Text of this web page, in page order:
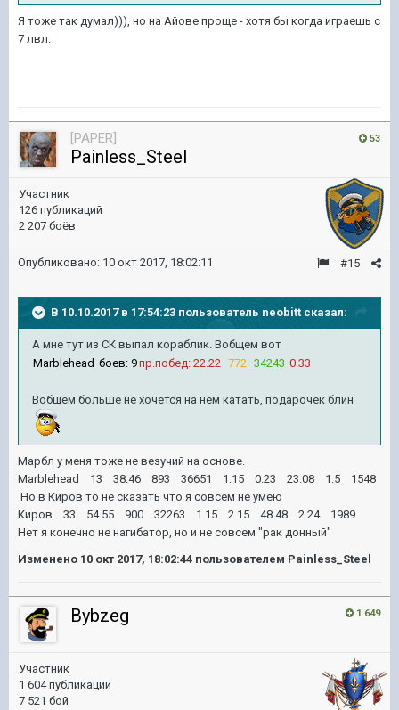
Я тоже так думал))), но на Айове проще - хотя бы когда играешь с
7 лвл.
53
[PAPER]
Painless_Steel
Участник
126 публикаций
2 207 боёв
#15
Опубликовано: 10 окт 2017, 18:02:11
В 10.10.2017 в 17:54:23 пользователь neobitt сказал:
А мне тут из СК выпал кораблик. Вобщем вот
Marblehead боев: 9пр.побед: 22.22 772 34243 0.33
Вобщем больше не хочется на нем катать, подарочек блин
Марбл у меня тоже не везучий на основе.
Marblehead 13 38.46 893 36651 1.15 0.23 23.08 1.5 1548
Но в Киров то не сказать что я совсем не умею
Киров 33 54.55 900 32263 1.15 2.15 48.48 2.24 1989
Нет я конечно не нагибатор, но и не совсем "рак донный"
Изменено 10 окт 2017, 18:02:44 пользователем Painless_Steel
1 649
Bybzeg
Участник
1 604 публикации
7 521 бой